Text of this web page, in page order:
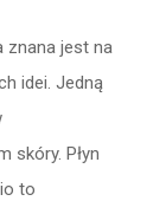
znana jest na
idei. Jedną
skóry. Płyn
to